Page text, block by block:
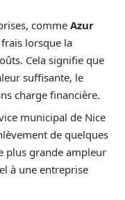
commeAzur
lorsque la
Cela signifie que
suffisante, le
charge financière.
municipal de Nice
de quelques
plus grande ampleur
à une entreprise